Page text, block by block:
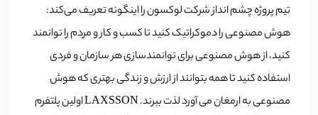
تیم پروژه چشم انداز شرکت لوکسون را اینگونه تعریف می‌کند:
هوش مصنوعی را دموکراتیک کنید تا کسب و کار و مردم را توانمند
کنید، از هوش مصنوعی برای توانمندسازی هر سازمان و فردی
استفاده کنید تا همه بتوانند از ارزش و زندگی بهتری که هوش
مصنوعی به ارمغان می آورد لذت ببرند. LAXSSON اولین پلتفرم